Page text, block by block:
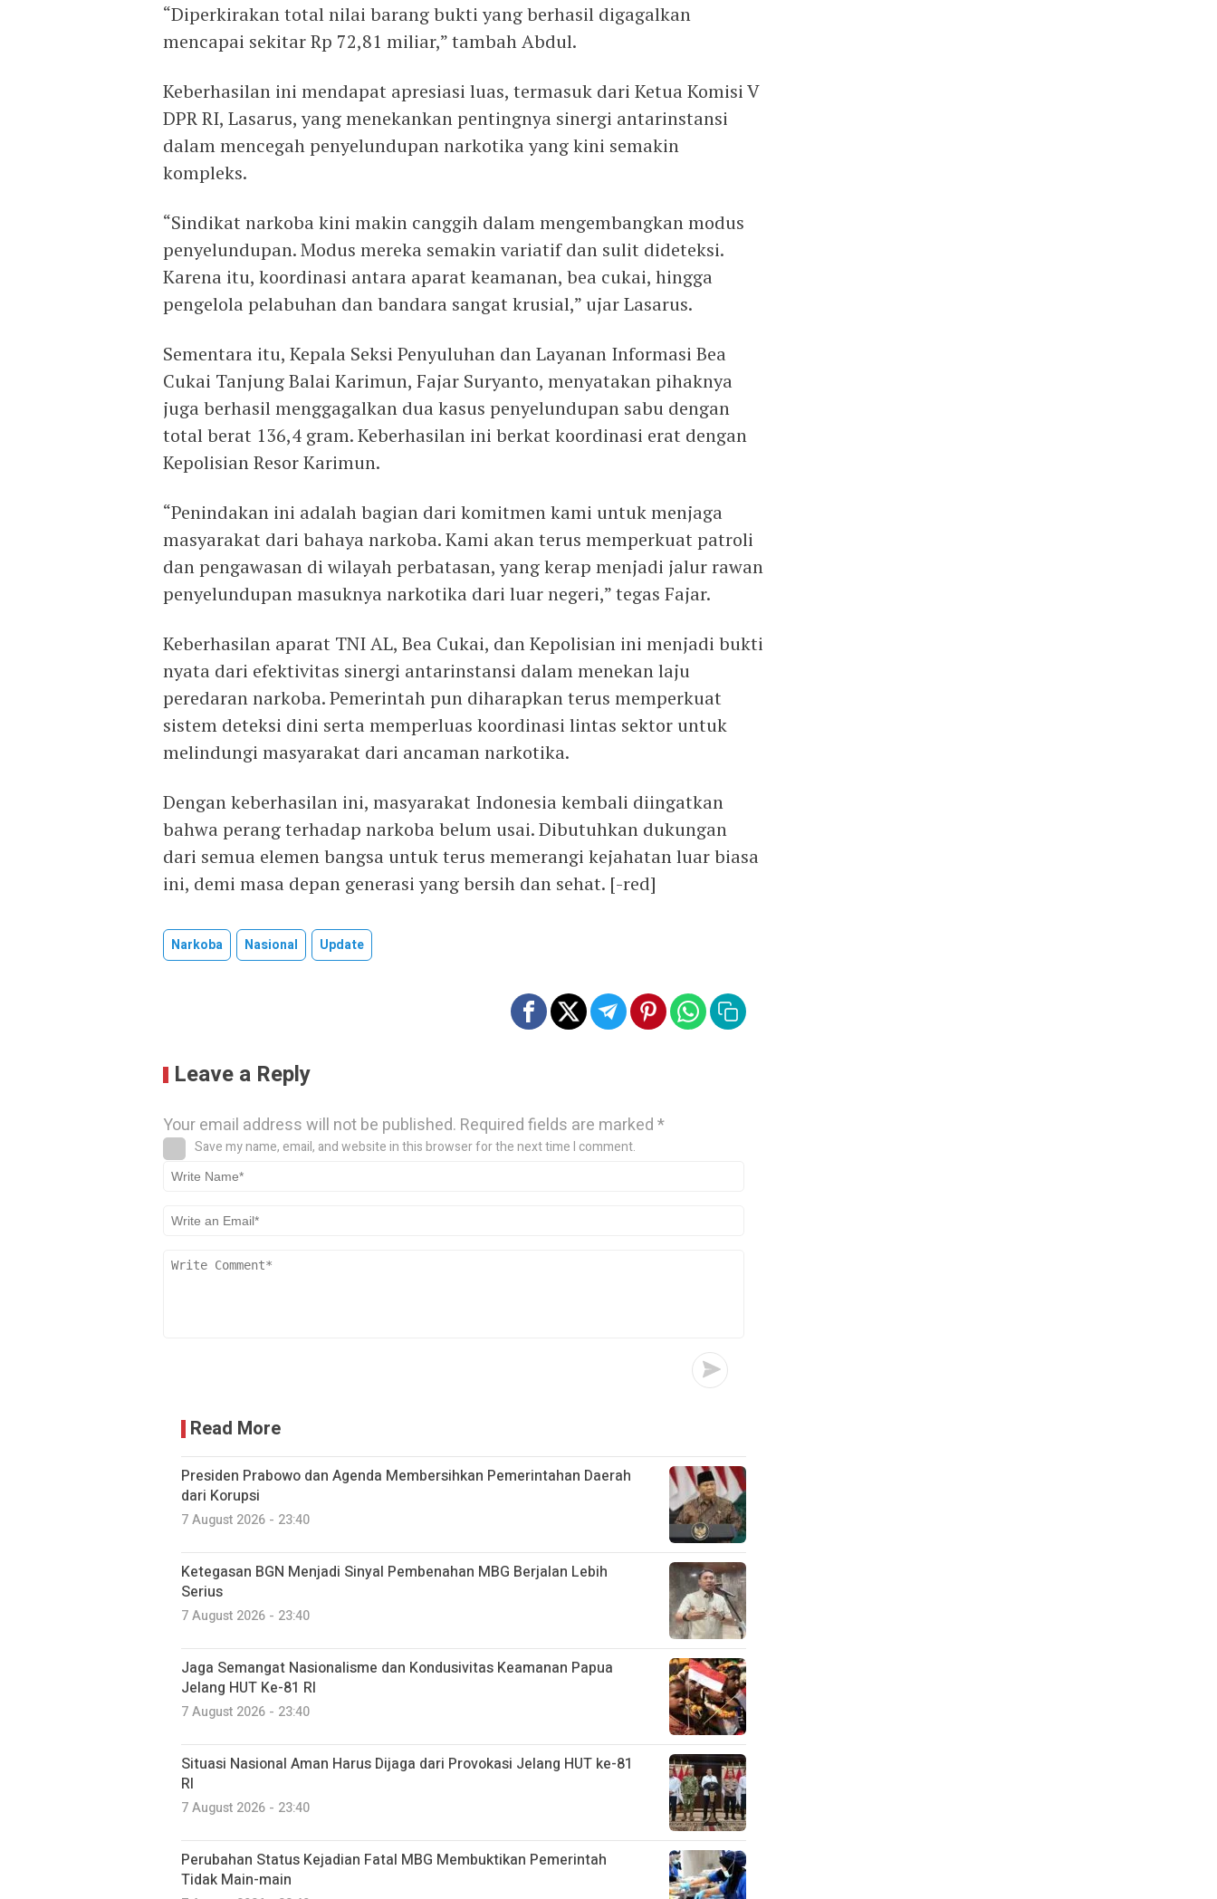
“Diperkirakan total nilai barang bukti yang berhasil digagalkan
mencapai sekitar Rp 72,81 miliar,” tambah Abdul.
Keberhasilan ini mendapat apresiasi luas, termasuk dari Ketua Komisi V
DPR RI, Lasarus, yang menekankan pentingnya sinergi antarinstansi
dalam mencegah penyelundupan narkotika yang kini semakin
kompleks.
“Sindikat narkoba kini makin canggih dalam mengembangkan modus
penyelundupan. Modus mereka semakin variatif dan sulit dideteksi.
Karena itu, koordinasi antara aparat keamanan, bea cukai, hingga
pengelola pelabuhan dan bandara sangat krusial,” ujar Lasarus.
Sementara itu, Kepala Seksi Penyuluhan dan Layanan Informasi Bea
Cukai Tanjung Balai Karimun, Fajar Suryanto, menyatakan pihaknya
juga berhasil menggagalkan dua kasus penyelundupan sabu dengan
total berat 136,4 gram. Keberhasilan ini berkat koordinasi erat dengan
Kepolisian Resor Karimun.
“Penindakan ini adalah bagian dari komitmen kami untuk menjaga
masyarakat dari bahaya narkoba. Kami akan terus memperkuat patroli
dan pengawasan di wilayah perbatasan, yang kerap menjadi jalur rawan
penyelundupan masuknya narkotika dari luar negeri,” tegas Fajar.
Keberhasilan aparat TNI AL, Bea Cukai, dan Kepolisian ini menjadi bukti
nyata dari efektivitas sinergi antarinstansi dalam menekan laju
peredaran narkoba. Pemerintah pun diharapkan terus memperkuat
sistem deteksi dini serta memperluas koordinasi lintas sektor untuk
melindungi masyarakat dari ancaman narkotika.
Dengan keberhasilan ini, masyarakat Indonesia kembali diingatkan
bahwa perang terhadap narkoba belum usai. Dibutuhkan dukungan
dari semua elemen bangsa untuk terus memerangi kejahatan luar biasa
ini, demi masa depan generasi yang bersih dan sehat. [-red]
Narkoba Nasional Update
Leave a Reply
Your email address will not be published. Required fields are marked*
Save my name, email, and website in this browser for the next time I comment.
Read More
Presiden Prabowo dan Agenda Membersihkan Pemerintahan Daerah
dari Korupsi
7 August 2026 - 23:40
Ketegasan BGN Menjadi Sinyal Pembenahan MBG Berjalan Lebih
Serius
7 August 2026 - 23:40
Jaga Semangat Nasionalisme dan Kondusivitas Keamanan Papua
Jelang HUT Ke-81 RI
7 August 2026 - 23:40
Situasi Nasional Aman Harus Dijaga dari Provokasi Jelang HUT ke-81
RI
7 August 2026 - 23:40
Perubahan Status Kejadian Fatal MBG Membuktikan Pemerintah
Tidak Main-main